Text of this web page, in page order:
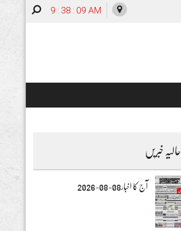
9 : 38 : 10 AM
حالیہ خبریں
آج کا اخبار08-08-2026